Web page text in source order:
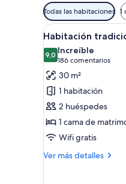
Filtros
disponibles
para
las
habitaciones
Todas las habitaciones 1
Abrir
todas
las
fotos
de
Habitación
tradicional,
1
cama
de
7
Habitación
9,09,0 de 10
Increíble
186 comentarios
(186
30 m²
1 habitación
2 huéspedes
1 cama de
Wifi gratis
Ver más detalles
Más